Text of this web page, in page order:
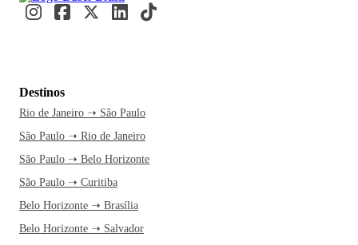
Destinos
Rio de Janeiro ➝ São Paulo
São Paulo ➝ Rio de Janeiro
São Paulo ➝ Belo Horizonte
São Paulo ➝ Curitiba
Belo Horizonte ➝ Brasília
Belo Horizonte ➝ Salvador